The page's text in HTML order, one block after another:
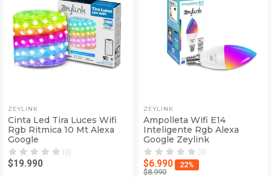
ZEYLINK
Cinta Led Tira Luces Wifi
Rgb Ritmica 10 Mt Alexa
Google
(0)
$19.990
ZEYLINK
Ampolleta Wifi E14
Inteligente Rgb Alexa
Google Zeylink
(0)
$6.990
$8.990
22%